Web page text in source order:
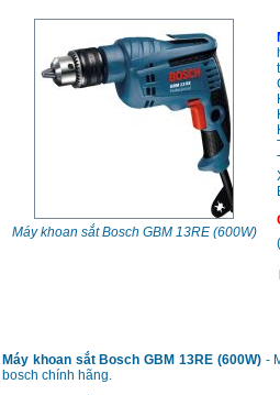
Máy khoan sắt Bosch GBM 13RE (600W)
(
Máy khoan sắt Bosch GBM 13RE (600W)-
bosch chính hãng.